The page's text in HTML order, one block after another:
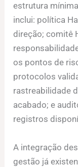
estrutura
inclui: política
direção; comitê
os pontos de
protocolos
rastreabilidade
acabado; e
registros
A integração
gestão já